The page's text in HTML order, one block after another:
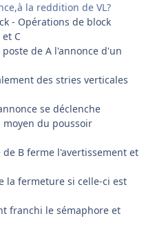
la reddition de VL?
- Opérations de block
C
de A l'annonce d'un
des stries verticales
se déclenche
moyen du poussoir
B ferme l'avertissement et
la fermeture si celle-ci est
franchi le sémaphore et